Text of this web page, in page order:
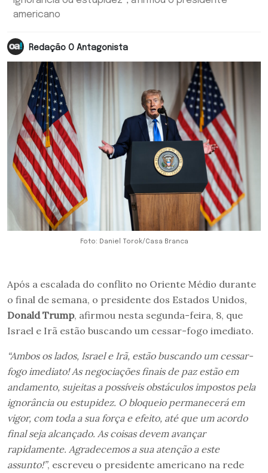
americano
Redação O Antagonista
Foto: Daniel Torok/Casa Branca
Após a escalada do conflito no Oriente Médio durante
o final de semana, o presidente dos Estados Unidos,
Donald Trump, afirmou nesta segunda-feira, 8, que
Israel e Irã estão buscando um cessar-fogo imediato.
“Ambos os lados, Israel e Irã, estão buscando um cessar-
fogo imediato! As negociações finais de paz estão em
andamento, sujeitas a possíveis obstáculos impostos pela
ignorância ou estupidez. O bloqueio permanecerá em
vigor, com toda a sua força e efeito, até que um acordo
final seja alcançado. As coisas devem avançar
rapidamente. Agradecemos a sua atenção a este
assunto!”, escreveu o presidente americano na rede